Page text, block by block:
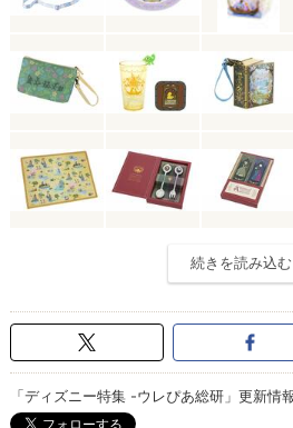
続きを読み込む
「ディズニー特集 -ウレぴあ総研」更新情